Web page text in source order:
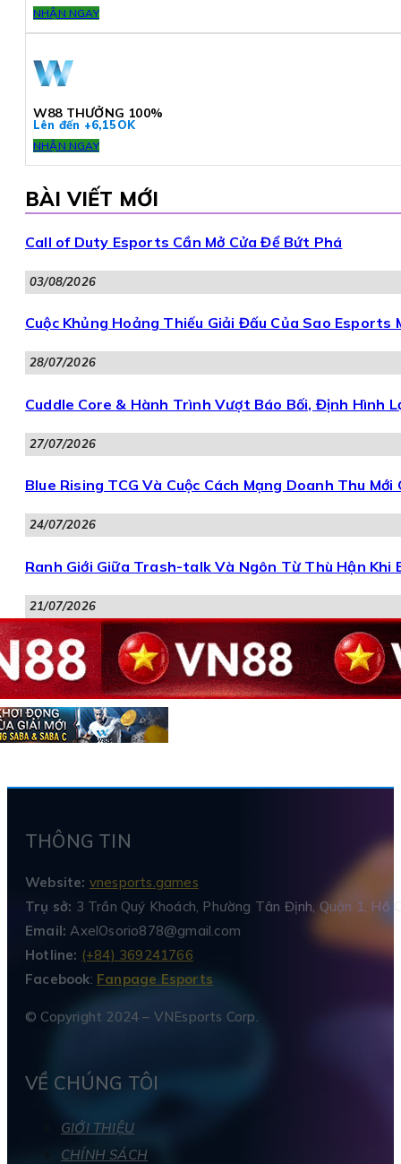
NHẬN NGAY
W88 THƯỞNG 100%
Lên đến +6,15OK
NHẬN NGAY
BÀI VIẾT MỚI
Call of Duty Esports Cần Mở Cửa Để Bứt Phá
03/08/2026
Cuộc Khủng Hoảng Thiếu Giải Đấu Của Sao Esports
28/07/2026
Cuddle Core & Hành Trình Vượt Báo Bối, Định Hình
27/07/2026
Blue Rising TCG Và Cuộc Cách Mạng Doanh Thu Mới
24/07/2026
Ranh Giới Giữa Trash-talk Và Ngôn Từ Thù Hận Khi
21/07/2026
THÔNG TIN
Website: vnesports.games
Trụ sở: 3 Trần Quý Khoách, Phường Tân Định, Quận 1, Hồ
Email:AxelOsorio878@gmail.com
Hotline: (+84) 369241766
Facebook: Fanpage Esports
© Copyright 2024 – VNEsports Corp.
VỀ CHÚNG TÔI
GIỚI THIỆU
CHÍNH SÁCH